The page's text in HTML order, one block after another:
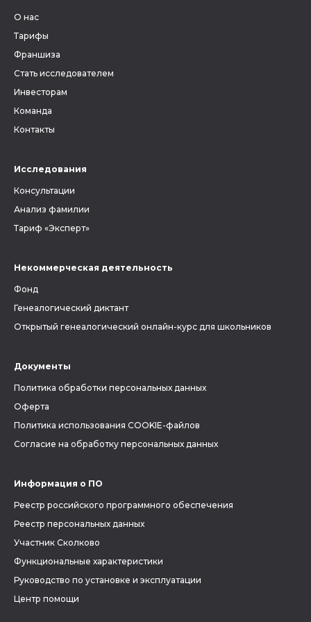
О нас
Тарифы
Франшиза
Стать исследователем
Инвесторам
Команда
Контакты
Исследования
Консультации
Анализ фамилии
Тариф «Эксперт»
Некоммерческая деятельность
Фонд
Генеалогический диктант
Открытый генеалогический онлайн-курс для школьников
Документы
Политика обработки персональных данных
Оферта
Политика использования COOKIE-файлов
Согласие на обработку персональных данных
Информация о ПО
Реестр российского программного обеспечения
Реестр персональных данных
Участник Сколково
Функциональные характеристики
Руководство по установке и эксплуатации
Центр помощи